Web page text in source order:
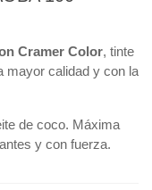
Cramer Color, tinte
mayor calidad y con la
de coco. Máxima
y con fuerza.